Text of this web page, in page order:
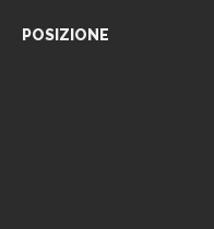
POSIZIONE